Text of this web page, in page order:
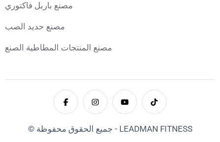
مصنع باربل فاكتوري
مصنع حديد الصب
مصنع المنتجات المطاطية الصنع
© جميع الحقوق محفوظة - LEADMAN FITNESS